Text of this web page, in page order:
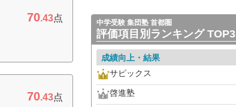
70.43点
70.43点
中学受験 集団塾 首都圏
評価項目別ランキング TOP3
成績向上・結果
サピックス
啓進塾